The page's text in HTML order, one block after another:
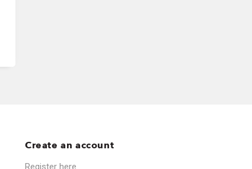
Create an account
Register here